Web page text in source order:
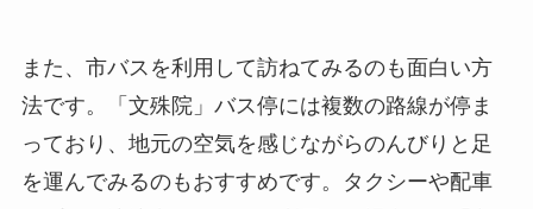
また、市バスを利用して訪ねてみるのも面白い方
法です。「文殊院」バス停には複数の路線が停ま
っており、地元の空気を感じながらのんびりと足
を運んでみるのもおすすめです。タクシーや配車